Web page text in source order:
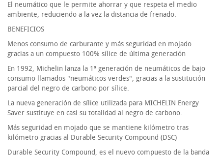
El neumático que le permite ahorrar y que respeta el medio
ambiente, reduciendo a la vez la distancia de frenado.
BENEFICIOS
Menos consumo de carburante y más seguridad en mojado
gracias a un compuesto 100% sílice de última generación
En 1992, Michelin lanza la 1ª generación de neumáticos de bajo
consumo llamados "neumáticos verdes", gracias a la sustitución
parcial del negro de carbono por sílice.
La nueva generación de sílice utilizada para MICHELIN Energy
Saver sustituye en casi su totalidad al negro de carbono.
Más seguridad en mojado que se mantiene kilómetro tras
kilómetro gracias al Durable Security Compound (DSC)
Durable Security Compound, es el nuevo compuesto de la banda